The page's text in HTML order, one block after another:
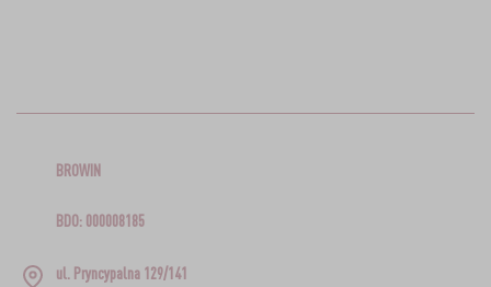
BROWIN
BDO: 000008185
ul. Pryncypalna 129/141